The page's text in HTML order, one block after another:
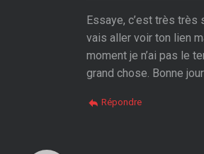
Essaye, c’est très très
vais aller voir ton lien
moment je n’ai pas le
grand chose. Bonne
Répondre